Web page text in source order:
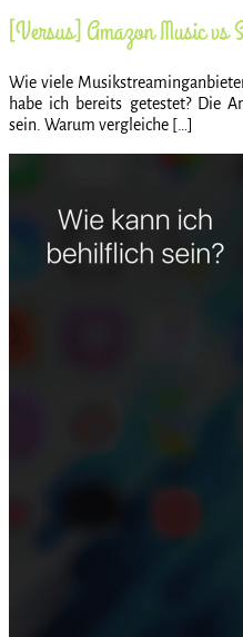
[Versus] Amazon Music vs
Wie viele
habe ich bereits getestet? Die
sein. Warum vergleiche […]